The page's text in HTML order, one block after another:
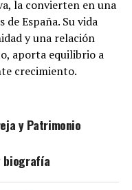
la convierten en una
de España. Su vida
y una relación
aporta equilibrio a
crecimiento.
y Patrimonio
biografía